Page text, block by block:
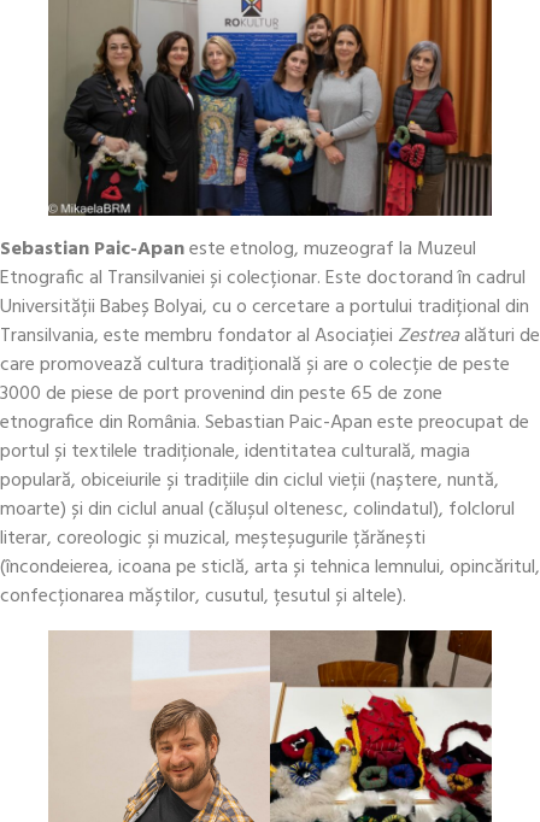
Sebastian Paic-Apaneste etnolog, muzeograf la Muzeul
Etnografic al Transilvaniei și colecționar. Este doctorand în cadrul
Universității Babeș Bolyai, cu o cercetare a portului tradițional din
Transilvania, este membru fondator al Asociației Zestreaalături de
care promovează cultura tradițională și are o colecție de peste
3000 de piese de port provenind din peste 65 de zone
etnografice din România. Sebastian Paic-Apan este preocupat de
portul și textilele tradiționale, identitatea culturală, magia
populară, obiceiurile și tradițiile din ciclul vieții (naștere, nuntă,
moarte) și din ciclul anual (călușul oltenesc, colindatul), folclorul
literar, coreologic și muzical, meșteșugurile țărănești
(încondeierea, icoana pe sticlă, arta și tehnica lemnului, opincăritul,
confecționarea măștilor, cusutul, țesutul și altele).